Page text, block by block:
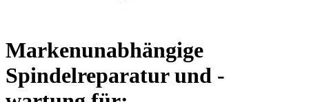
Markenunabhängige
Spindelreparatur und -